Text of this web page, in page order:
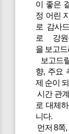
이 좋은
정 어린
로 감사
로 강원
을 보고
보고드
향, 주요
제 순이
시간 관
로 대체
니다.
먼저 8쪽